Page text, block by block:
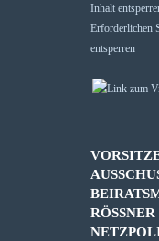
Inhalt
Erforderlichen
entsperren
RÖSSNER